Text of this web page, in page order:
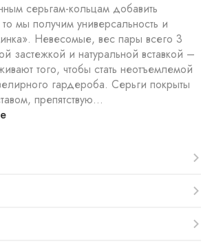
серьгам-кольцам добавить
мы получим универсальность и
Невесомые, вес пары всего 3
застежкой и натуральной вставкой –
того, чтобы стать неотъемлемой
гардероба. Серьги покрыты
препятствую...